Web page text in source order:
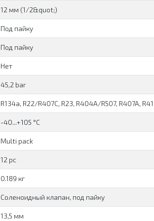
12 мм (1/2&quot;)
Под пайку
Под пайку
Нет
45,2 bar
R134a, R22/R407C, R23, R404A/R507, R407A,
-40...+105 °C
Multi pack
12 pc
0.189 кг
Соленоидный клапан, под пайку
13,5 мм